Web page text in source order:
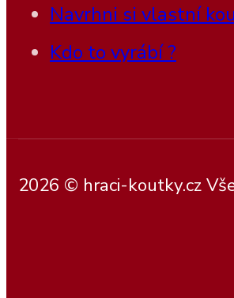
Navrhni si vlastní
Kdo to vyrábí ?
2026 © hraci-koutky.cz